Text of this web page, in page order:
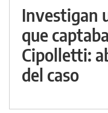
Investigan
que
Cipolletti:
del caso